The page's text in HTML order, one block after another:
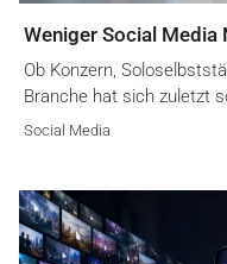
Weniger Social Media
Ob Konzern,
Branche hat sich zuletzt
Social Media